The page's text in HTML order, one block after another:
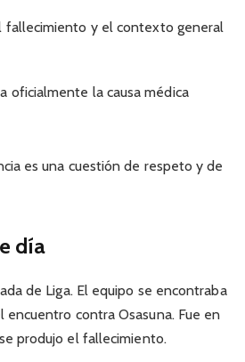
fallecimiento y el contexto general
oficialmente la causa médica
es una cuestión de respeto y de
día
de Liga. El equipo se encontraba
contra Osasuna. Fue en
produjo el fallecimiento.